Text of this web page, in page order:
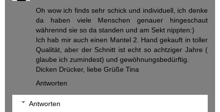
Oh wow ich finds sehr schick und individuell, ich denke
da haben viele Menschen genauer hingeschaut
währennd sie so da standen und am Sekt nippten:)
Ich hab mir auch einen Mantel 2. Hand gekauft in toller
Qualität, aber der Schnitt ist echt so achtziger Jahre (
glaube ich zumindest) und gewöhnungsbedürftig.
Dicken Drücker, liebe Grüße Tina
Antworten
Antworten